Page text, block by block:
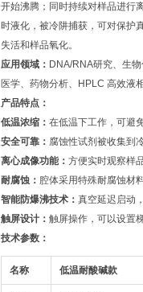
开始沸腾；同时持续对样品进行
时液化，被冷阱捕获，可对保护
失活和样品氧化。
应用领域： DNA/RNA研究、生
医学、药物分析、HPLC 高效液
产品特点：
低温浓缩： 在低温下工作，可避
安全可靠： 腐蚀性试剂被收集到
离心成像功能： 方便实时观察样
耐腐蚀： 腔体采用特殊耐腐蚀材
智能防爆沸技术： 真空延迟启动
触屏设计： 触屏操作，可以设置
技术参数：
名称 低温耐酸碱款